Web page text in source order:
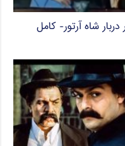
شاه آرتور- کامل